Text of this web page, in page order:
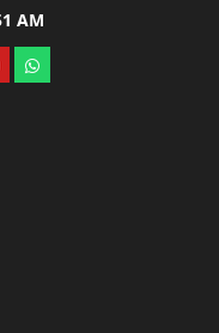
AM
whatsapp